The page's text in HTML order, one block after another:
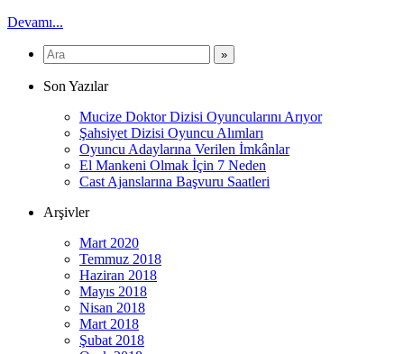
Devamı...
Son Yazılar
Mucize Doktor Dizisi Oyuncularını Arıyor
Şahsiyet Dizisi Oyuncu Alımları
Oyuncu Adaylarına Verilen İmkânlar
El Mankeni Olmak İçin 7 Neden
Cast Ajanslarına Başvuru Saatleri
Arşivler
Mart 2020
Temmuz 2018
Haziran 2018
Mayıs 2018
Nisan 2018
Mart 2018
Şubat 2018